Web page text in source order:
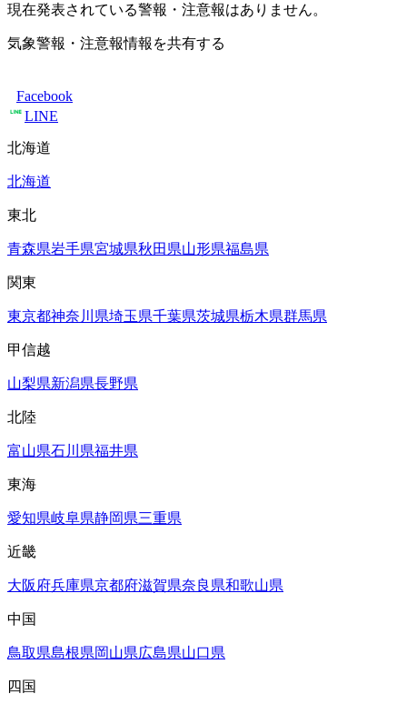
現在発表されている警報・注意報はありません。
気象警報・注意報情報を共有する
Facebook
LINE
北海道
北海道
東北
青森県岩手県宮城県秋田県山形県福島県
関東
東京都神奈川県埼玉県千葉県茨城県栃木県群馬県
甲信越
山梨県新潟県長野県
北陸
富山県石川県福井県
東海
愛知県岐阜県静岡県三重県
近畿
大阪府兵庫県京都府滋賀県奈良県和歌山県
中国
鳥取県島根県岡山県広島県山口県
四国